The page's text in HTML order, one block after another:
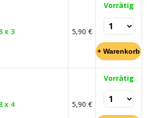
x 3 5,90 €
Vorrätig
x 4 5,90 €
Vorrätig